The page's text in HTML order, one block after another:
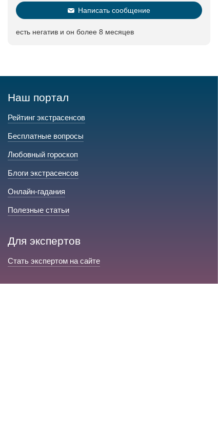
Написать сообщение
есть негатив и он более 8 месяцев
Наш портал
Рейтинг экстрасенсов
Бесплатные вопросы
Любовный гороскоп
Блоги экстрасенсов
Онлайн-гадания
Полезные статьи
Для экспертов
Стать экспертом на сайте